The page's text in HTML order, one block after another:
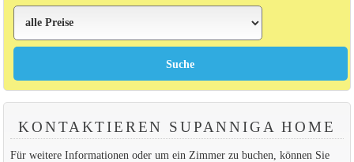
KONTAKTIEREN SUPANNIGA HOME
Für weitere Informationen oder um ein Zimmer zu buchen, können Sie